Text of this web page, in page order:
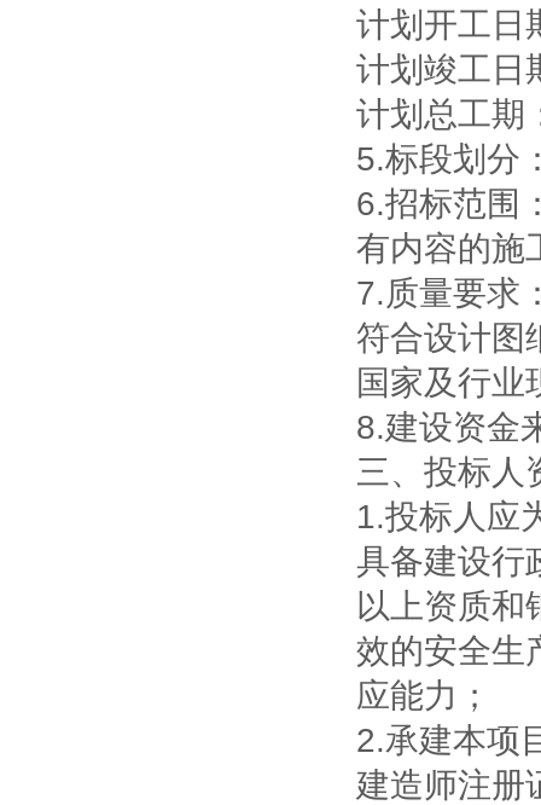
计划开工日
计划竣工日
计划总工期
5.标段划分
6.招标范围
有内容的施
7.质量要求
符合设计图
国家及行业
8.建设资金
三、投标人
1.投标人应
具备建设行
以上资质和
效的安全生
应能力；
2.承建本项
建造师注册